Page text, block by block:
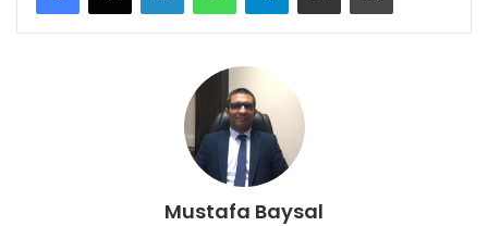
Mustafa Baysal